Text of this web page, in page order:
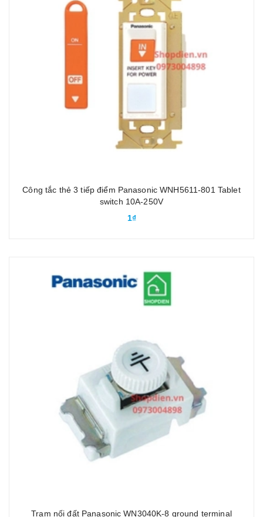
Công tắc thẻ 3 tiếp điểm Panasonic WNH5611-801 Tablet
switch 10A-250V
1₫
Trạm nối đất Panasonic WN3040K-8 ground terminal